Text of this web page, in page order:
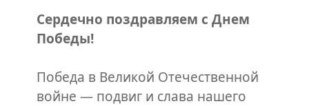
Сердечно поздравляем с Днем
Победы!
Победа в Великой Отечественной
войне — подвиг и слава нашего